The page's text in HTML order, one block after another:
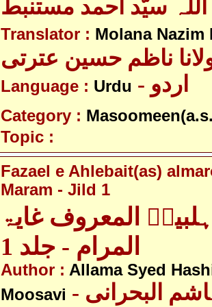
سیّد احمد مستنبط
Translator : Molana
ناظم حسین عترتی
Language : Urdu - اردو
Category :
Topic :
Fazael e Ahlebait(as)
Maram - Jild 1
المعروف غایۃ
المرام - جلد 1
Author : Allama Syed
Moosavi - علامہ سید ہاشم البحرانی